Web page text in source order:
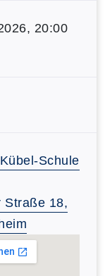
20:00
Schule
Straße 18,